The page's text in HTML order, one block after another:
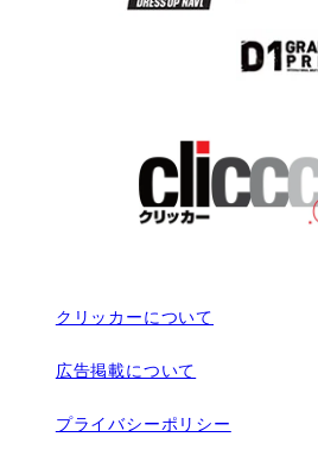
クリッカーについて
広告掲載について
プライバシーポリシー